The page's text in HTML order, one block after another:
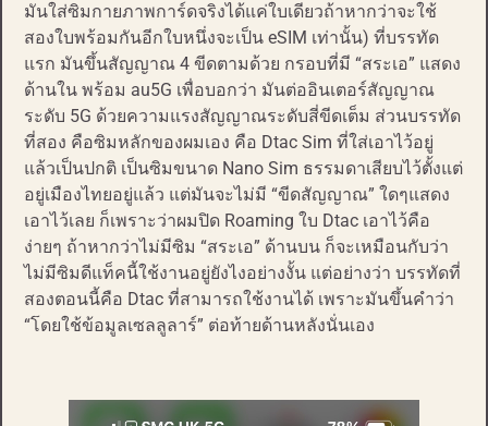
มันใส่ซิมกายภาพการ์ดจริงได้แค่ใบเดียวถ้าหากว่าจะใช้
สองใบพร้อมกันอีกใบหนึ่งจะเป็น eSIM เท่านั้น) ที่บรรทัด
แรก มันขึ้นสัญญาณ 4 ขีดตามด้วย กรอบที่มี “สระเอ” แสดง
ด้านใน พร้อม au5G เพื่อบอกว่า มันต่ออินเตอร์สัญญาณ
ระดับ 5G ด้วยความแรงสัญญาณระดับสี่ขีดเต็ม ส่วนบรรทัด
ที่สอง คือซิมหลักของผมเอง คือ Dtac Sim ที่ใส่เอาไว้อยู่
แล้วเป็นปกติ เป็นซิมขนาด Nano Sim ธรรมดาเสียบไว้ตั้งแต่
อยู่เมืองไทยอยู่แล้ว แต่มันจะไม่มี “ขีดสัญญาณ” ใดๆแสดง
เอาไว้เลย ก็เพราะว่าผมปิด Roaming ใบ Dtac เอาไว้คือ
ง่ายๆ ถ้าหากว่าไม่มีซิม “สระเอ” ด้านบน ก็จะเหมือนกับว่า
ไม่มีซิมดีแท็คนี้ใช้งานอยู่ยังไงอย่างงั้น แต่อย่างว่า บรรทัดที่
สองตอนนี้คือ Dtac ที่สามารถใช้งานได้ เพราะมันขึ้นคำว่า
“โดยใช้ข้อมูลเซลลูลาร์” ต่อท้ายด้านหลังนั่นเอง